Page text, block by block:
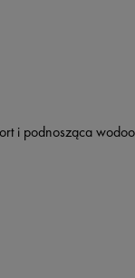
i podnosząca